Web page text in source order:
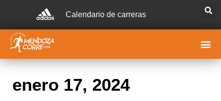
Calendario de carreras
enero 17, 2024